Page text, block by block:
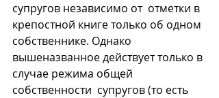
супругов независимо от  отметки в
крепостной книге только об одном
собственнике. Однако
вышеназванное действует только в
случае режима общей
собственности  супругов (то есть